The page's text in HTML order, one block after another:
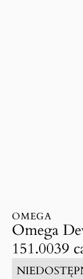
OMEGA
Omega
151.0039